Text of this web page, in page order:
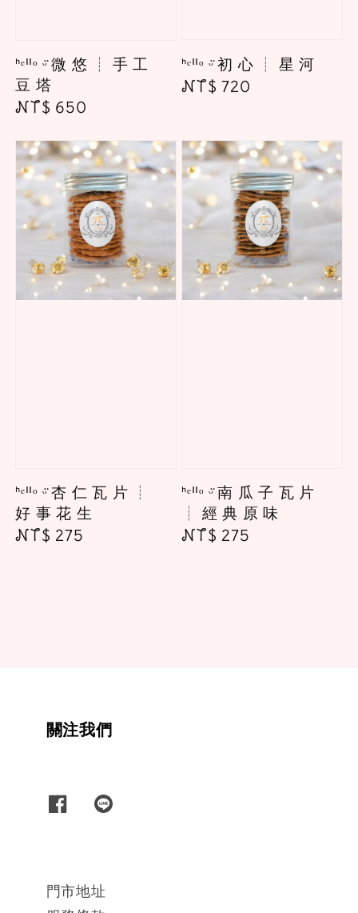
ᑋᵉᑊᑊᵒ ᵕ̈ 微 悠 ┊ 手 工
豆 塔
Regular
NT$ 650
ᑋᵉᑊᑊᵒ ᵕ̈ 初 心 ┊ 星 河
Regular
NT$ 720
ᑋᵉᑊᑊᵒ ᵕ̈ 杏 仁 瓦 片 ┊
好 事 花 生
Regular
NT$ 275
ᑋᵉᑊᑊᵒ ᵕ̈ 南 瓜 子 瓦 片
┊ 經 典 原 味
Regular
NT$ 275
關注我們
門市地址